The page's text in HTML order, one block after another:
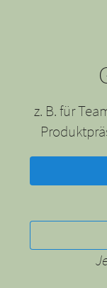
z. B. für